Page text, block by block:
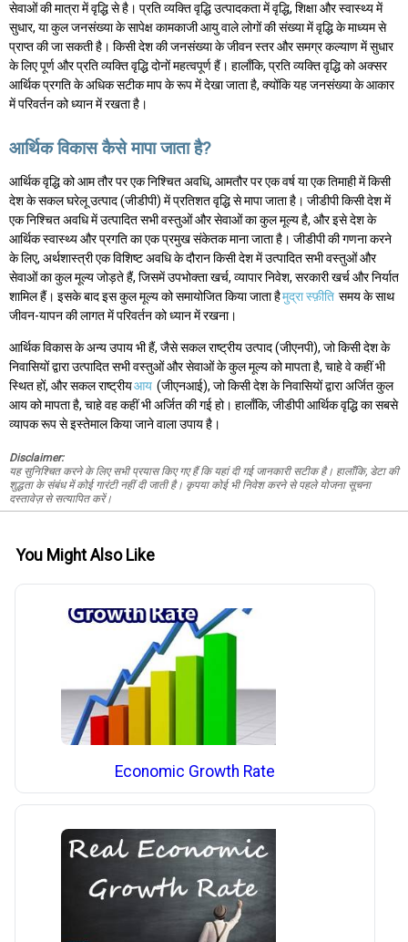
सेवाओं की मात्रा में वृद्धि से है। प्रति व्यक्ति वृद्धि उत्पादकता में वृद्धि, शिक्षा और स्वास्थ्य में
सुधार, या कुल जनसंख्या के सापेक्ष कामकाजी आयु वाले लोगों की संख्या में वृद्धि के माध्यम से
प्राप्त की जा सकती है। किसी देश की जनसंख्या के जीवन स्तर और समग्र कल्याण में सुधार
के लिए पूर्ण और प्रति व्यक्ति वृद्धि दोनों महत्वपूर्ण हैं। हालाँकि, प्रति व्यक्ति वृद्धि को अक्सर
आर्थिक प्रगति के अधिक सटीक माप के रूप में देखा जाता है, क्योंकि यह जनसंख्या के आकार
में परिवर्तन को ध्यान में रखता है।
आर्थिक विकास कैसे मापा जाता है?
आर्थिक वृद्धि को आम तौर पर एक निश्चित अवधि, आमतौर पर एक वर्ष या एक तिमाही में किसी
देश के सकल घरेलू उत्पाद (जीडीपी) में प्रतिशत वृद्धि से मापा जाता है। जीडीपी किसी देश में
एक निश्चित अवधि में उत्पादित सभी वस्तुओं और सेवाओं का कुल मूल्य है, और इसे देश के
आर्थिक स्वास्थ्य और प्रगति का एक प्रमुख संकेतक माना जाता है। जीडीपी की गणना करने
के लिए, अर्थशास्त्री एक विशिष्ट अवधि के दौरान किसी देश में उत्पादित सभी वस्तुओं और
सेवाओं का कुल मूल्य जोड़ते हैं, जिसमें उपभोक्ता खर्च, व्यापार निवेश, सरकारी खर्च और निर्यात
शामिल हैं। इसके बाद इस कुल मूल्य को समायोजित किया जाता हैमुद्रा स्फ़ीति समय के साथ
जीवन-यापन की लागत में परिवर्तन को ध्यान में रखना।
आर्थिक विकास के अन्य उपाय भी हैं, जैसे सकल राष्ट्रीय उत्पाद (जीएनपी), जो किसी देश के
निवासियों द्वारा उत्पादित सभी वस्तुओं और सेवाओं के कुल मूल्य को मापता है, चाहे वे कहीं भी
स्थित हों, और सकल राष्ट्रीयआय (जीएनआई), जो किसी देश के निवासियों द्वारा अर्जित कुल
आय को मापता है, चाहे वह कहीं भी अर्जित की गई हो। हालाँकि, जीडीपी आर्थिक वृद्धि का सबसे
व्यापक रूप से इस्तेमाल किया जाने वाला उपाय है।
Disclaimer:
यह सुनिश्चित करने के लिए सभी प्रयास किए गए हैं कि यहां दी गई जानकारी सटीक है। हालाँकि, डेटा की
शुद्धता के संबंध में कोई गारंटी नहीं दी जाती है। कृपया कोई भी निवेश करने से पहले योजना सूचना
दस्तावेज़ से सत्यापित करें।
You Might Also Like
Economic Growth Rate